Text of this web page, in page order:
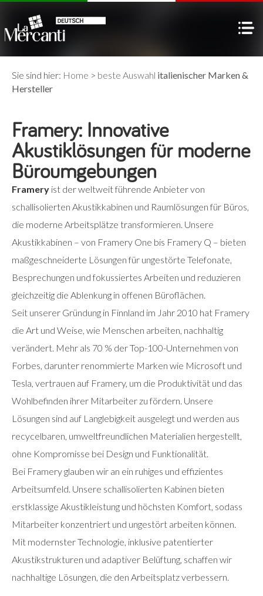
Sie sind hier: Home > beste Auswahl italienischer Marken &
Hersteller
Framery: Innovative
Akustiklösungen für moderne
Büroumgebungen
Framery ist der weltweit führende Anbieter von
schallisolierten Akustikkabinen und Raumlösungen für Büros,
die moderne Arbeitsplätze transformieren. Unsere
Akustikkabinen – von Framery One bis Framery Q – bieten
maßgeschneiderte Lösungen für ungestörte Telefonate,
Besprechungen und fokussiertes Arbeiten und reduzieren
gleichzeitig die Ablenkung in offenen Büroflächen.
Seit unserer Gründung in Finnland im Jahr 2010 hat Framery
die Art und Weise, wie Menschen arbeiten, nachhaltig
verändert. Mehr als 70 % der Top-100-Unternehmen von
Forbes, darunter renommierte Marken wie Microsoft und
Tesla, vertrauen auf Framery, um die Produktivität und das
Wohlbefinden ihrer Mitarbeiter zu fördern. Unsere
Lösungen sind auf Langlebigkeit ausgelegt und werden aus
recycelbaren, umweltfreundlichen Materialien hergestellt,
ohne Kompromisse bei Design und Funktionalität.
Bei Framery glauben wir an ein ruhiges und effizientes
Arbeitsumfeld. Unsere schallisolierten Kabinen bieten
erstklassige Akustikleistung und höchsten Komfort, sodass
Mitarbeiter konzentriert und ungestört arbeiten können.
Mit modernster Technologie, inklusive patentierter
Akustikstrukturen und adaptiver Belüftung, schaffen wir
nachhaltige Lösungen, die den Arbeitsplatz verbessern.